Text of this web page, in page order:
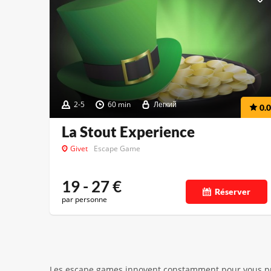
2-5 60 min Легкий 0.0
La Stout Experience
Givet Escape Game
19 - 27€
par personne
Réserver